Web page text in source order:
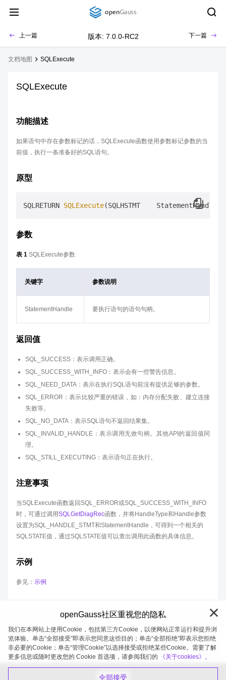
上一篇 版本: 7.0.0-RC2 下一篇
文档地图 SQLExecute
SQLExecute
功能描述
如果语句中存在参数标记的话，SQLExecute函数使用参数标记参数的当
前值，执行一条准备好的SQL语句。
原型
SQLRETURN SQLExecute
参数
表 1 SQLExecute参数
关键字 参数说明
StatementHandle 要执行语句的语句句柄。
返回值
SQL_SUCCESS：表示调用正确。
SQL_SUCCESS_WITH_INFO：表示会有一些警告信息。
SQL_NEED_DATA：表示在执行SQL语句前没有提供足够的参数。
SQL_ERROR：表示比较严重的错误，如：内存分配失败、建立连接
失败等。
SQL_NO_DATA：表示SQL语句不返回结果集。
SQL_INVALID_HANDLE：表示调用无效句柄。其他API的返回值同
理。
SQL_STILL_EXECUTING：表示语句正在执行。
注意事项
当SQLExecute函数返回SQL_ERROR或SQL_SUCCESS_WITH_INFO
时，可通过调用SQLGetDiagRec函数，并将HandleType和Handle参数
设置为SQL_HANDLE_STMT和StatementHandle，可得到一个相关的
SQLSTATE值，通过SQLSTATE值可以查出调用此函数的具体信息。
示例
参见： 示例
openGauss 2026-08-07 19:58:11
openGauss社区重视您的隐私
我们在本网站上使用Cookie，包括第三方Cookie，以便网站正常运行和提升浏
览体验。单击“全部接受”即表示您同意这些目的；单击“全部拒绝”即表示您拒绝
非必要的Cookie；单击“管理Cookie”以选择接受或拒绝某些Cookie。需要了解
更多信息或随时更改您的 Cookie 首选项，请参阅我们的
《关于cookies》。
全部接受